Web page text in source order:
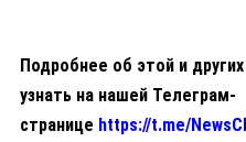
Подробнее об этой и
узнать на нашей Телеграм-
странице https://t.me/